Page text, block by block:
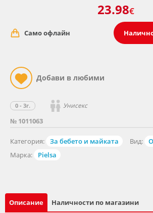
№ 1011063
Категория: За бебето и майката Вид:
Марка:
Pielsa
0 - 3г. Унисекс
23.98€
Само офлайн
Описание Наличности по магазини